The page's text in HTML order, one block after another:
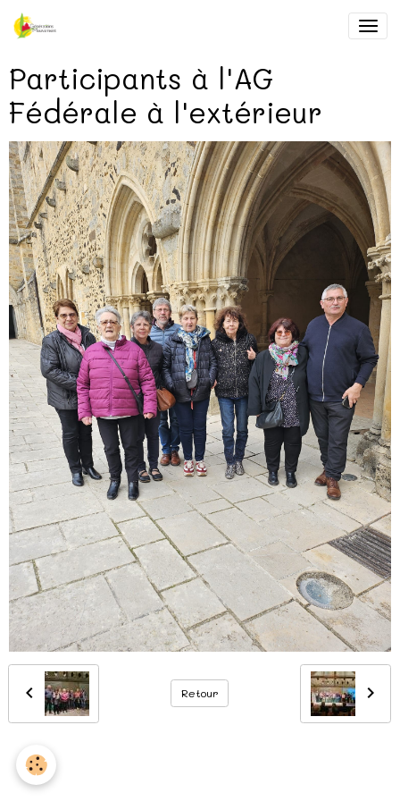
Participants à l'AG
Fédérale à l'extérieur
Retour